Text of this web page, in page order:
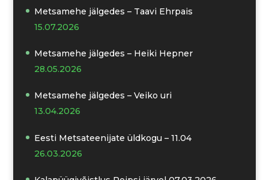
Metsamehe jälgedes – Taavi Ehrpais
15.07.2026
Metsamehe jälgedes – Heiki Hepner
28.05.2026
Metsamehe jälgedes – Veiko uri
13.04.2026
Eesti Metsateenijate üldkogu – 11.04
26.03.2026